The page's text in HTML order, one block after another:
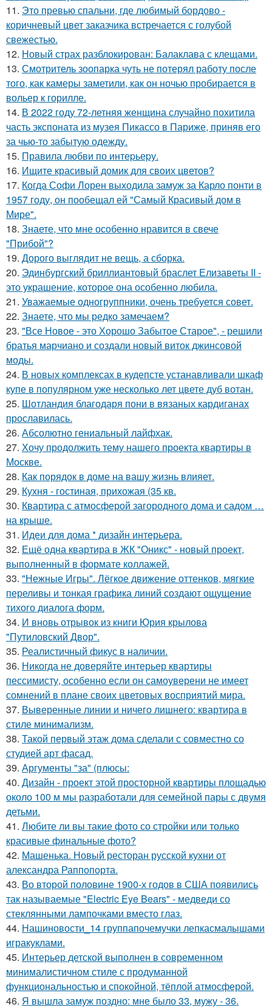
11. Это превью спальни, где любимый бордово -
коричневый цвет заказчика встречается с голубой
свежестью.
12. Новый страх разблокирован: Балаклава с клещами.
13. Смотритель зоопарка чуть не потерял работу после
того, как камеры заметили, как он ночью пробирается в
вольер к горилле.
14. В 2022 году 72-летняя женщина случайно похитила
часть экспоната из музея Пикассо в Париже, приняв его
за чью-то забытую одежду.
15. Правила любви по интеpьеpу.
16. Ищите красивый домик для своих цветов?
17. Когда Софи Лорен выходила замуж за Карло понти в
1957 году, он пообещал ей "Самый Красивый дом в
Мире".
18. Знаете, что мне особенно нравится в свече
"Прибой"?
19. Дорого выглядит не вещь, а сборка.
20. Эдинбургский бриллиантовый браслет Елизаветы II -
это украшение, которое она особенно любила.
21. Уважаемые одногруппники, очень требуется совет.
22. Знаете, что мы редко замечаем?
23. "Все Новое - это Хорошо Забытое Старое", - решили
братья марчиано и создали новый виток джинсовой
моды.
24. В новых комплексах в кудепсте устанавливали шкаф
купе в популярном уже несколько лет цвете дуб вотан.
25. Шотландия благодаря пони в вязаных кардиганах
прославилась.
26. Абсолютно гениальный лайфхак.
27. Хочу продолжить тему нашего проекта квартиры в
Москве.
28. Как порядок в доме на вашу жизнь влияет.
29. Кухня - гостиная, прихожая (35 кв.
30. Квартира с атмосферой загородного дома и садом …
на крыше.
31. Идеи для дома * дизайн интерьера.
32. Ещё одна квартира в ЖК "Оникс" - новый проект,
выполненный в формате коллажей.
33. "Нежные Игры". Лёгкое движение оттенков, мягкие
переливы и тонкая графика линий создают ощущение
тихого диалога форм.
34. И вновь отрывок из книги Юрия крылова
"Путиловский Двор".
35. Реалистичный фикус в наличии.
36. Никогда не доверяйте интерьер квартиры
пессимисту, особенно если он самоуверени не имеет
сомнений в плане своих цветовых восприятий мира.
37. Выверенные линии и ничего лишнего: квартира в
стиле минимализм.
38. Такой первый этаж дома сделали с совместно со
студией арт фасад.
39. Аргументы "за" (плюсы:
40. Дизайн - проект этой просторной квартиры площадью
около 100 м мы разработали для семейной пары с двумя
детьми.
41. Любите ли вы такие фото со стройки или только
красивые финальные фото?
42. Машенька. Новый ресторан русской кухни от
александра Раппопорта.
43. Во второй половине 1900-х годов в США появились
так называемые "Electric Eye Bears" - медведи со
стеклянными лампочками вместо глаз.
44. Нашиновости_14 группапочемучки лепкасмалышами
игракуклами.
45. Интерьер детской выполнен в современном
минималистичном стиле с продуманной
функциональностью и спокойной, тёплой атмосферой.
46. Я вышла замуж поздно: мне было 33, мужу - 36.